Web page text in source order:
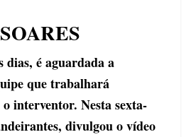
dias, é aguardada a
que trabalhará
interventor. Nesta sexta-
divulgou o vídeo